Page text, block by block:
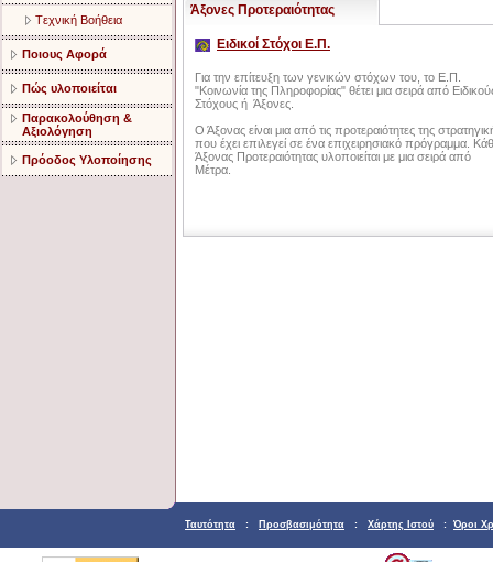
Tεχνική Bοήθεια
Ποιους Αφορά
Πώς υλοποιείται
Παρακολούθηση &
Αξιολόγηση
Πρόοδος Υλοποίησης
Άξονες Προτεραιότητας
Ειδικοί Στόχοι Ε.Π.
Για την επίτευξη των γενικών στόχων του, το Ε.Π.
"Κοινωνία της Πληροφορίας" θέτει μια σειρά από
Στόχους ή Άξονες.
Ο Άξονας είναι μια από τις προτεραιότητες της
που έχει επιλεγεί σε ένα επιχειρησιακό πρόγραμμα.
Άξονας Προτεραιότητας υλοποιείται με μια σειρά από
Μέτρα.
Ταυτότητα : Προσβασιμότητα : Χάρτης Ιστού : Όροι